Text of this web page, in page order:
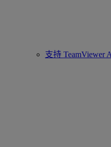
支持 TeamViewer